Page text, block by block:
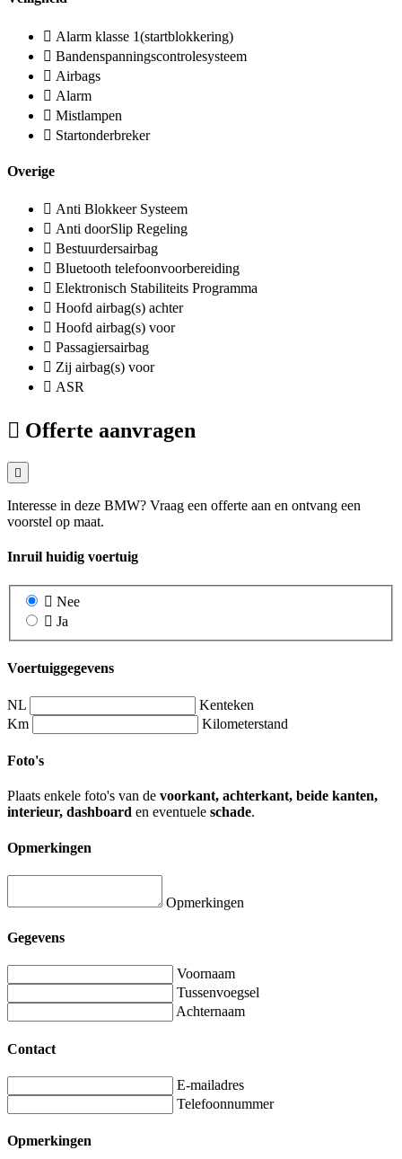
Alarm klasse 1(startblokkering)
Bandenspanningscontrolesysteem
Airbags
Alarm
Mistlampen
Startonderbreker
Overige
Anti Blokkeer Systeem
Anti doorSlip Regeling
Bestuurdersairbag
Bluetooth telefoonvoorbereiding
Elektronisch Stabiliteits Programma
Hoofd airbag(s) achter
Hoofd airbag(s) voor
Passagiersairbag
Zij airbag(s) voor
ASR
Offerte aanvragen
Interesse in deze BMW? Vraag een offerte aan en ontvang een
voorstel op maat.
Inruil huidig voertuig
Nee
Ja
Voertuiggegevens
NL
Kenteken
Km
Kilometerstand
Foto's
Plaats enkele foto's van de voorkant, achterkant, beide kanten,
interieur, dashboard en eventuele schade.
Opmerkingen
Opmerkingen
Gegevens
Voornaam
Tussenvoegsel
Achternaam
Contact
E-mailadres
Telefoonnummer
Opmerkingen